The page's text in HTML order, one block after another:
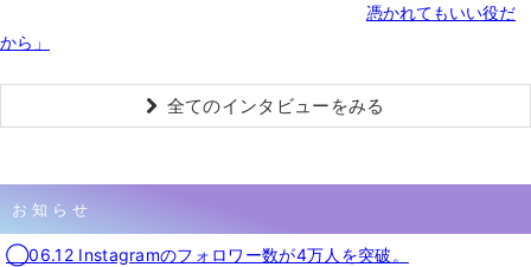
憑かれてもいい役だ
から」
全てのインタビューをみる
お知らせ
◯06.12 Instagramのフォロワー数が4万人を突破。